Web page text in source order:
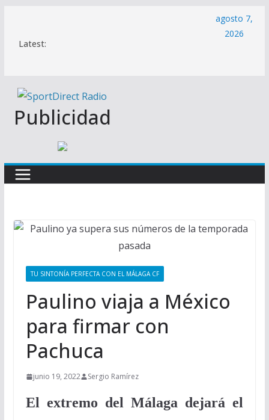
contenido
Latest:
agosto 7,
2026
Publicidad
TU SINTONÍA PERFECTA CON EL MÁLAGA CF
Paulino viaja a México
para firmar con
Pachuca
junio 19, 2022 Sergio Ramírez
El extremo del Málaga dejará el